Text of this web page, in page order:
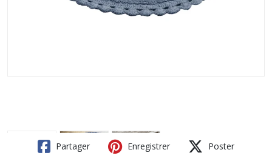
Partager Enregistrer Poster